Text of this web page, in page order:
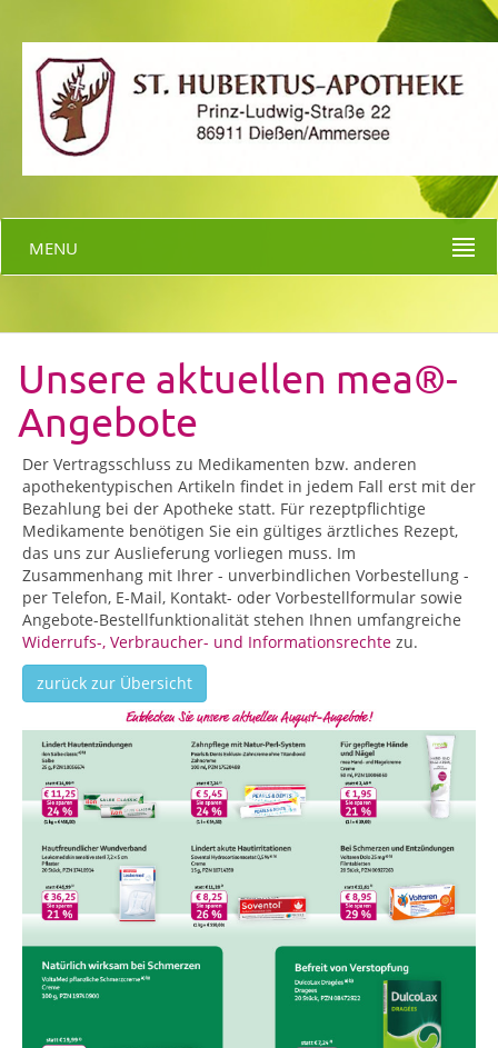
MENU
Unsere aktuellen mea®-
Angebote
Der Vertragsschluss zu Medikamenten bzw. anderen
apothekentypischen Artikeln findet in jedem Fall erst mit der
Bezahlung bei der Apotheke statt. Für rezeptpflichtige
Medikamente benötigen Sie ein gültiges ärztliches Rezept,
das uns zur Auslieferung vorliegen muss. Im
Zusammenhang mit Ihrer - unverbindlichen Vorbestellung -
per Telefon, E-Mail, Kontakt- oder Vorbestellformular sowie
Angebote-Bestellfunktionalität stehen Ihnen umfangreiche
Widerrufs-, Verbraucher- und Informationsrechte zu.
zurück zur Übersicht